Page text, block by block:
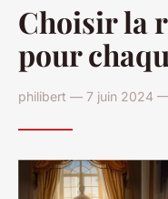
Choisir la
pour
philibert — 7 juin 2024